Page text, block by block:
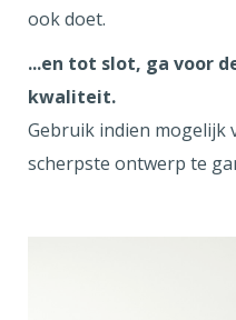
ook doet.
...en tot slot, ga voor
kwaliteit.
Gebruik indien mogelijk
scherpste ontwerp te